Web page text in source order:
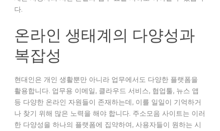
다.
온라인 생태계의 다양성과
복잡성
현대인은 개인 생활뿐만 아니라 업무에서도 다양한 플랫폼을
활용합니다. 업무용 이메일, 클라우드 서비스, 협업툴, 뉴스 앱
등 다양한 온라인 자원들이 존재하는데, 이를 일일이 기억하거
나 찾기 위해 많은 노력을 해야 합니다. 주소모음 사이트는 이러
한 다양성을 하나의 플랫폼에 집약하여, 사용자들이 원하는 시